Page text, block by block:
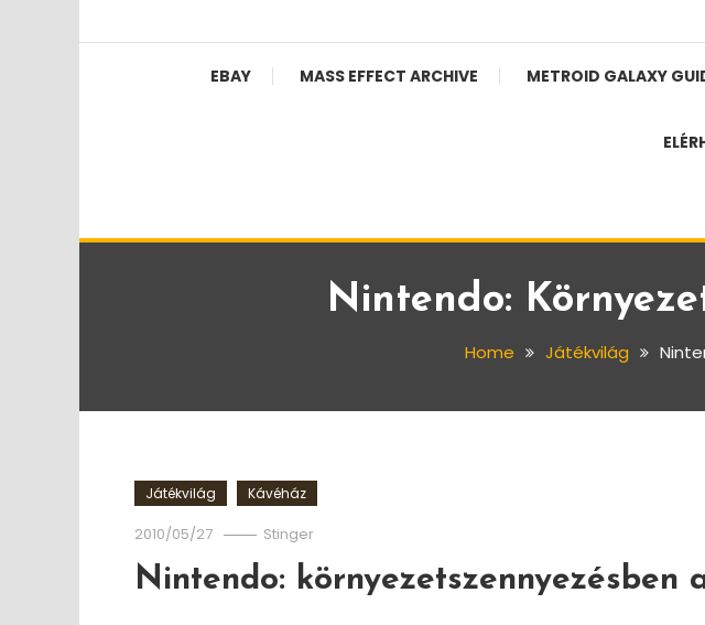
EBAY MASS EFFECT ARCHIVE METROID GALAXY
Nintendo:
Home Játékvilág
Játékvilág Kávéház
2010/05/27 Stinger
Nintendo: környezetszennyezésben